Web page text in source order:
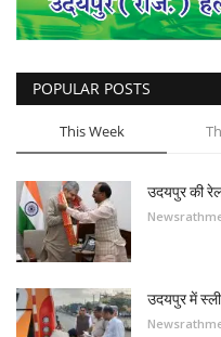
POPULAR POSTS
This Week
उदयपुर की
उदयपुर में